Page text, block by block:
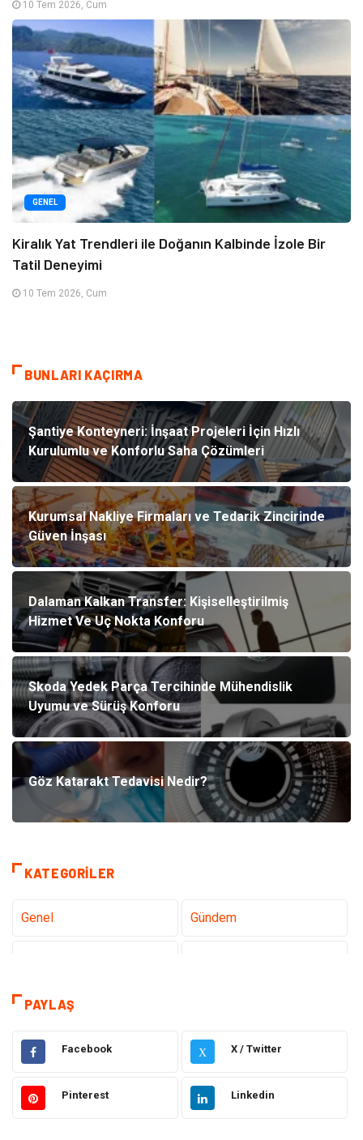
10 Tem 2026, Cum
GENEL
Kiralık Yat Trendleri ile Doğanın Kalbinde İzole Bir
Tatil Deneyimi
10 Tem 2026, Cum
BUNLARI KAÇIRMA
Şantiye Konteyneri: İnşaat Projeleri İçin Hızlı
Kurulumlu ve Konforlu Saha Çözümleri
Kurumsal Nakliye Firmaları ve Tedarik Zincirinde
Güven İnşası
Dalaman Kalkan Transfer: Kişiselleştirilmiş
Hizmet Ve Uç Nokta Konforu
Skoda Yedek Parça Tercihinde Mühendislik
Uyumu ve Sürüş Konforu
Göz Katarakt Tedavisi Nedir?
KATEGORILER
Genel Gündem
Teknoloji & İnternet
Elektrik & Elektronik Eğitim
Gıda Estetik ve Güzellik
PAYLAŞ
Facebook X X / Twitter
Pinterest Linkedin